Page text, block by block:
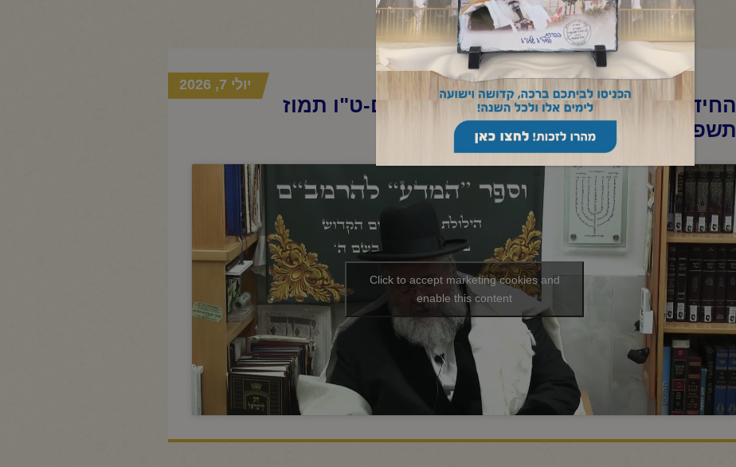
החיד"א-שיעור תניא יומי ובגובה העיניים-ט"ו תמוז
תשפ"ו
יולי 7, 2026
Click to accept marketing cookies and
enable this content